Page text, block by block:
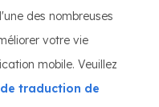
des nombreuses
votre vie
mobile. Veuillez
traduction de